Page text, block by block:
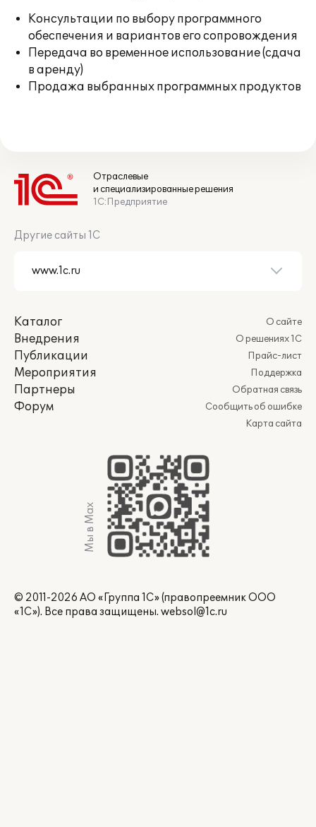
Консультации по выбору программного
обеспечения и вариантов его сопровождения
Передача во временное использование (сдача
в аренду)
Продажа выбранных программных продуктов
Отраслевые
и специализированные решения
1С:Предприятие
Другие сайты 1С
Каталог
Внедрения
Публикации
Мероприятия
Партнеры
Форум
О сайте
О решениях 1С
Прайс-лист
Поддержка
Обратная связь
Сообщить об ошибке
Карта сайта
Мы в Max
© 2011-2026 АО «Группа 1С» (правопреемник ООО
«1С»). Все права защищены. websol@1c.ru